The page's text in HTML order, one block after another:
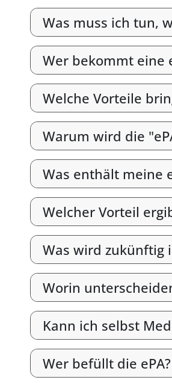
Was muss ich tun,
Wer bekommt eine
Welche Vorteile
Warum wird die
Was enthält meine
Welcher Vorteil
Was wird zukünftig
Worin
Kann ich selbst
Wer befüllt die ePA?